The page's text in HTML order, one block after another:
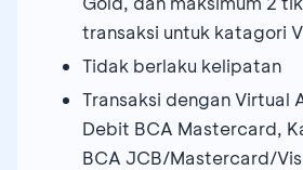
transaksi untuk katagori
Tidak berlaku kelipatan
Transaksi dengan Virtual
Debit BCA Mastercard,
BCA JCB/Mastercard/